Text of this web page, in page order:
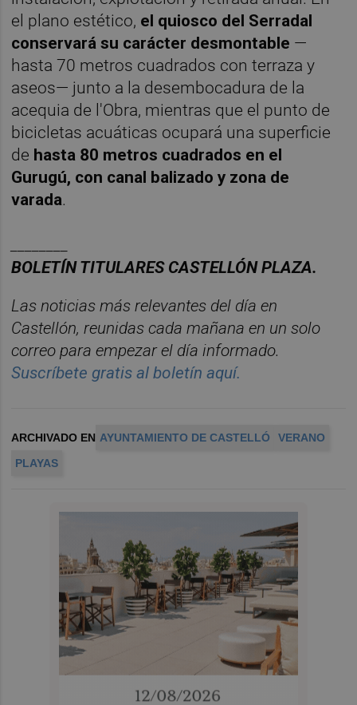
el plano estético, el quiosco del Serradal
conservará su carácter desmontable —
hasta 70 metros cuadrados con terraza y
aseos— junto a la desembocadura de la
acequia de l'Obra, mientras que el punto de
bicicletas acuáticas ocupará una superficie
de hasta 80 metros cuadrados en el
Gurugú, con canal balizado y zona de
varada.
BOLETÍNTITULARES CASTELLÓNPLAZA.
Las noticias más relevantes del día en
Castellón, reunidas cada mañana en un solo
correo para empezar el día informado.
Suscríbete gratis alboletín aquí.
ARCHIVADO EN AYUNTAMIENTO DE CASTELLÓ
VERANO
PLAYAS